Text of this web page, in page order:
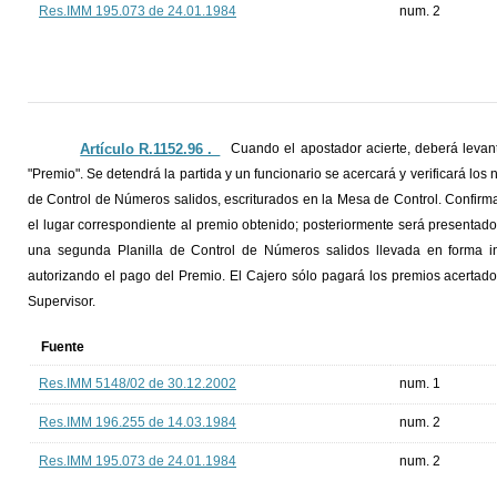
Res.IMM 195.073 de 24.01.1984 num. 2
Artículo R.1152.96 ._
Cuando el apostador acierte, deberá
"Premio". Se detendrá la partida y un funcionario se acercará y verificará
de Control de Números salidos, escriturados en la Mesa de Control.
el lugar correspondiente al premio obtenido; posteriormente será
una segunda Planilla de Control de Números salidos llevada en forma
autorizando el pago del Premio. El Cajero sólo pagará los premios
Supervisor.
Fuente
Res.IMM 5148/02 de 30.12.2002 num. 1
Res.IMM 196.255 de 14.03.1984 num. 2
Res.IMM 195.073 de 24.01.1984 num. 2